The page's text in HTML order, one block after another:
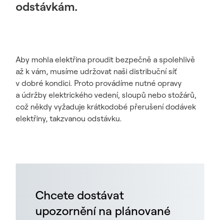
odstávkám.
Aby mohla elektřina proudit bezpečně a spolehlivě
až k vám, musíme udržovat naši distribuční síť
v dobré kondici. Proto provádíme nutné opravy
a údržby elektrického vedení, sloupů nebo stožárů,
což někdy vyžaduje krátkodobé přerušení dodávek
elektřiny, takzvanou odstávku.
Chcete dostávat
upozornění na plánované